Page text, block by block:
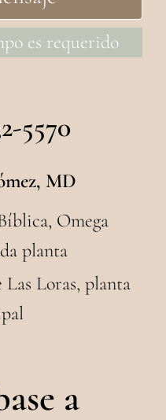
es requerido
5570
MD
Omega
planta
Loras, planta
a